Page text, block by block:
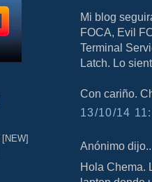
[NEW]
Mi blog
FOCA, Evil
Terminal
Latch. Lo
Con cariño.
13/10/14
Anónimo
Hola Chema.